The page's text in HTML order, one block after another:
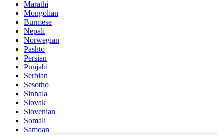
Marathi
Mongolian
Burmese
Nepali
Norwegian
Pashto
Persian
Punjabi
Serbian
Sesotho
Sinhala
Slovak
Slovenian
Somali
Samoan